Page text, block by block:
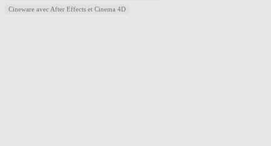
Cineware avec After Effects et Cinema 4D